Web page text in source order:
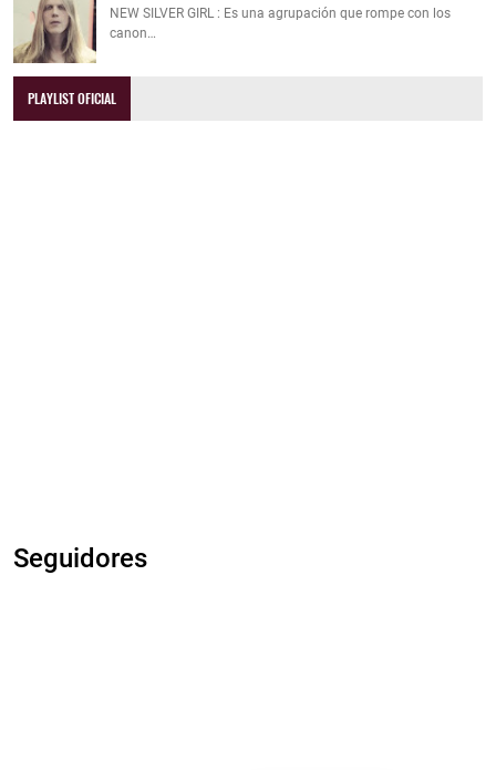
NEW SILVER GIRL : Es una agrupación que rompe con los
canon…
PLAYLIST OFICIAL
Seguidores